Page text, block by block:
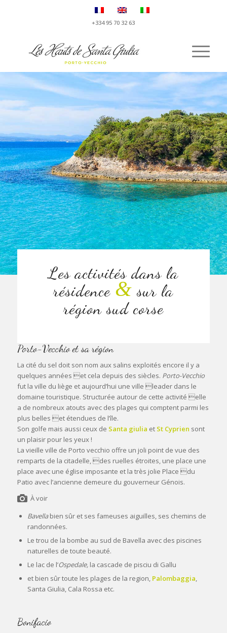
+334 95 70 32 63
Les activités dans la
résidence & sur la
région sud corse
Porto-Vecchio et sa région
La cité du sel doit son nom aux salins exploités encore il y a
quelques années et cela depuis des siècles. Porto-Vecchio
fut la ville du liège et aujourd’hui une ville leader dans le
domaine touristique. Structurée autour de cette activité elle
a de nombreux atouts avec des plages qui comptent parmi les
plus belles et étendues de l’île.
Son golfe mais aussi ceux de Santa giulia et St Cyprien sont
un plaisir pour les yeux !
La vieille ville de Porto vecchio offre un joli point de vue des
remparts de la citadelle, des ruelles étroites, une place une
place avec une église imposante et la très jolie Place du
Patio avec l’ancienne demeure du gouverneur Génois.
À voir
Bavellabien sûr et ses fameuses aiguilles, ses chemins de
randonnées.
Le trou de la bombe au sud de Bavella avec des piscines
naturelles de toute beauté.
Le lac de l’Ospedale,la cascade de pisciu di Gallu
et bien sûr toute les plages de la region, Palombaggia,
Santa Giulia, Cala Rossa etc.
Bonifacio